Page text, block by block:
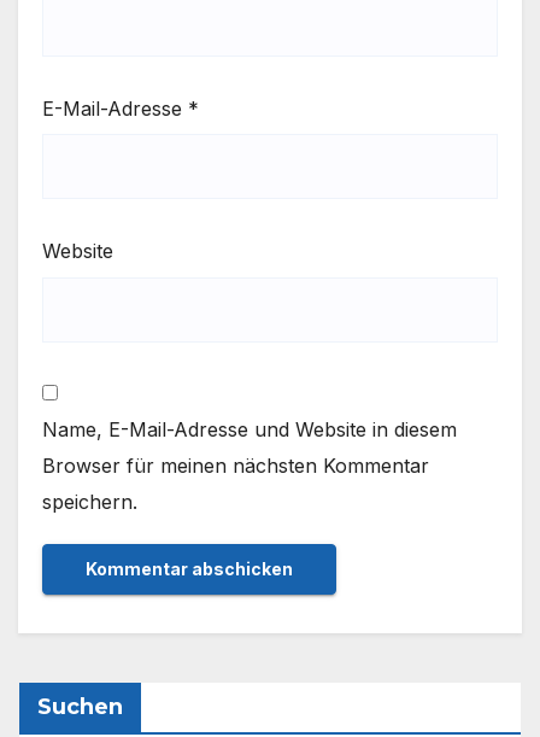
E-Mail-Adresse *
Website
Name, E-Mail-Adresse und Website in diesem
Browser für meinen nächsten Kommentar
speichern.
Suchen